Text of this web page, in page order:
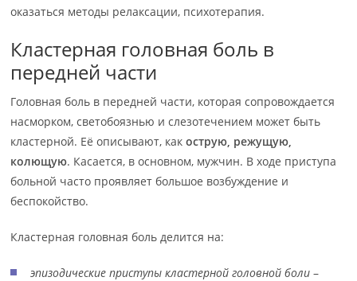
оказаться методы релаксации, психотерапия.
Кластерная головная боль в
передней части
Головная боль в передней части, которая сопровождается
насморком, светобоязнью и слезотечением может быть
кластерной. Её описывают, какострую, режущую,
колющую. Касается, в основном, мужчин. В ходе приступа
больной часто проявляет большое возбуждение и
беспокойство.
Кластерная головная боль делится на:
эпизодические приступы кластерной головной боли –